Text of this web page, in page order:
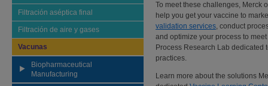
Filtración aséptica final
Filtración de aire y gases
Vacunas
Biopharmaceutical
Manufacturing
To meet these challenges, Merck
help you get your vaccine to
validation services, conduct
and optimize your process to
Process Research Lab dedicated
practices.
Learn more about the solutions